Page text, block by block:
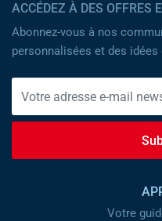
ACCÉDEZ À DES OFFRES
Abonnez-vous à nos
personnalisées et des idées
Votre